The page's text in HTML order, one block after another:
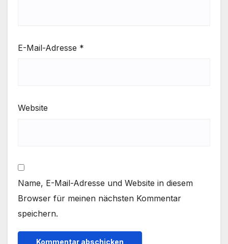
E-Mail-Adresse *
Website
Name, E-Mail-Adresse und Website in diesem
Browser für meinen nächsten Kommentar
speichern.